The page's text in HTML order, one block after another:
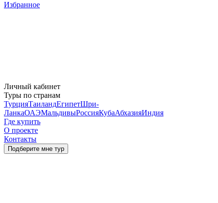
Избранное
Личный кабинет
Туры по странам
ТурцияТаиландЕгипетШри-
ЛанкаОАЭМальдивыРоссияКубаАбхазияИндия
Где купить
О проекте
Контакты
Подберите мне тур